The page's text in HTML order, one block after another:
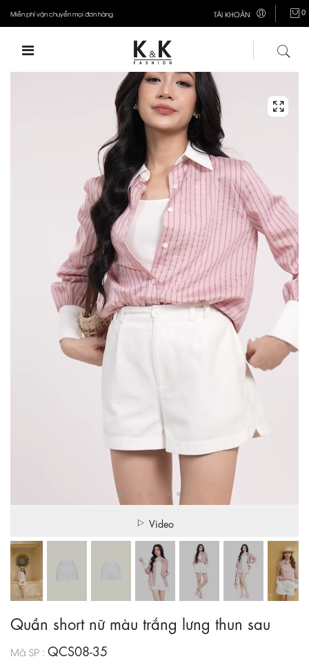
Miễn phí vận chuyển mọi đơn hàng TÀI KHOẢN 0
Video
Quần short nữ màu trắng lưng thun sau
Mã SP : QCS08-35